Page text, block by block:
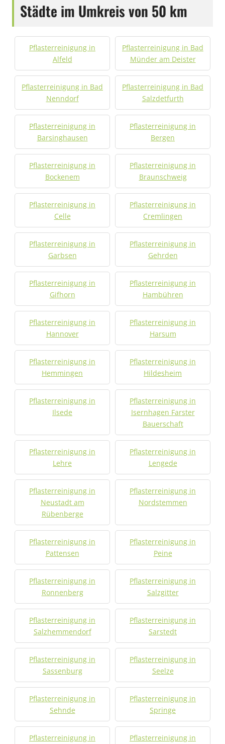
Städte im Umkreis von 50 km
Pflasterreinigung in
Alfeld
Pflasterreinigung in Bad
Münder am Deister
Pflasterreinigung in Bad
Nenndorf
Pflasterreinigung in Bad
Salzdetfurth
Pflasterreinigung in
Barsinghausen
Pflasterreinigung in
Bergen
Pflasterreinigung in
Bockenem
Pflasterreinigung in
Braunschweig
Pflasterreinigung in
Celle
Pflasterreinigung in
Cremlingen
Pflasterreinigung in
Garbsen
Pflasterreinigung in
Gehrden
Pflasterreinigung in
Gifhorn
Pflasterreinigung in
Hambühren
Pflasterreinigung in
Hannover
Pflasterreinigung in
Harsum
Pflasterreinigung in
Hemmingen
Pflasterreinigung in
Hildesheim
Pflasterreinigung in
Ilsede
Pflasterreinigung in
Isernhagen Farster
Bauerschaft
Pflasterreinigung in
Lehre
Pflasterreinigung in
Lengede
Pflasterreinigung in
Neustadt am
Rübenberge
Pflasterreinigung in
Nordstemmen
Pflasterreinigung in
Pattensen
Pflasterreinigung in
Peine
Pflasterreinigung in
Ronnenberg
Pflasterreinigung in
Salzgitter
Pflasterreinigung in
Salzhemmendorf
Pflasterreinigung in
Sarstedt
Pflasterreinigung in
Sassenburg
Pflasterreinigung in
Seelze
Pflasterreinigung in
Sehnde
Pflasterreinigung in
Springe
Pflasterreinigung in
Pflasterreinigung in